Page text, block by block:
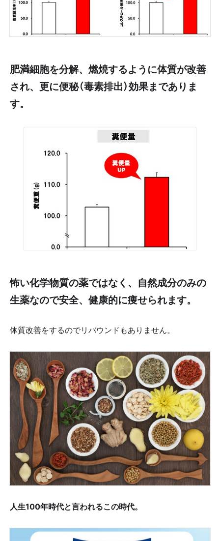
肥満細胞を分解、燃焼するように体質が改善
され、更に便秘（毒素排出）効果までありま
す。
怖い化学物質の薬ではなく、自然成分のみの
生薬なので安全、健康的に痩せられます。
体質改善をするのでリバウンドもありません。
人生100年時代と言われるこの時代。